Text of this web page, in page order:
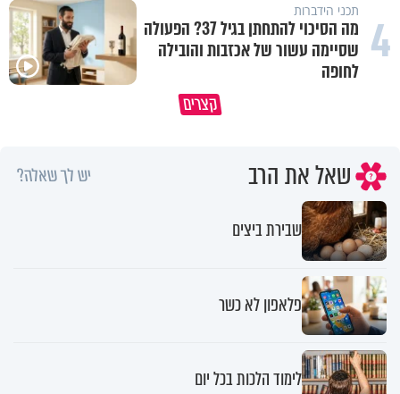
4 תכני הידברות
מה הסיכוי להתחתן בגיל 37? הפעולה
שסיימה עשור של אכזבות והובילה
לחופה
קצרים
הבן שלך לא מרגיש כלום, אין לך מה
סגולה שתעזור לכם למתן את
שאל את הרב יש לך שאלה?
שבירת ביצים
פלאפון לא כשר
לימוד הלכות בכל יום